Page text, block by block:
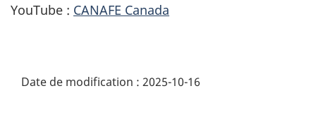
YouTube : CANAFE Canada
Date de modification : 2025-10-16